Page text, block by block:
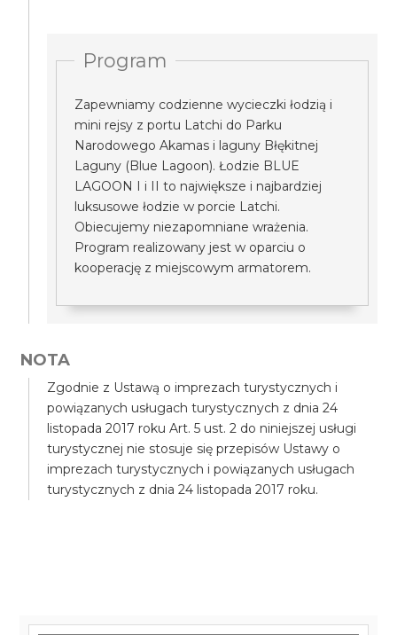
Program
Zapewniamy codzienne wycieczki łodzią i
mini rejsy z portu Latchi do Parku
Narodowego Akamas i laguny Błękitnej
Laguny (Blue Lagoon). Łodzie BLUE
LAGOON I i II to największe i najbardziej
luksusowe łodzie w porcie Latchi.
Obiecujemy niezapomniane wrażenia.
Program realizowany jest w oparciu o
kooperację z miejscowym armatorem.
NOTA
Zgodnie z Ustawą o imprezach turystycznych i
powiązanych usługach turystycznych z dnia 24
listopada 2017 roku Art. 5 ust. 2 do niniejszej usługi
turystycznej nie stosuje się przepisów Ustawy o
imprezach turystycznych i powiązanych usługach
turystycznych z dnia 24 listopada 2017 roku.